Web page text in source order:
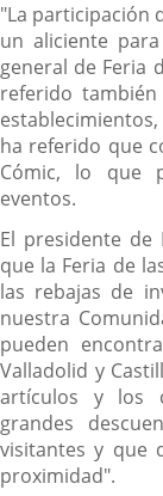
"La participación
un aliciente
general de Feria
referido
ha referido que
Cómic, lo que
eventos.
El presidente de
que la Feria de
las rebajas de
nuestra
pueden
Valladolid y
artículos y los
grandes
visitantes y que
proximidad".